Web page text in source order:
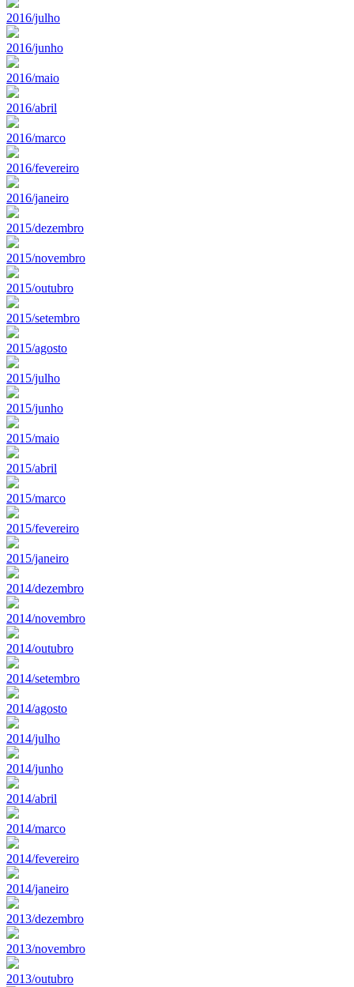
2016/julho
2016/junho
2016/maio
2016/abril
2016/marco
2016/fevereiro
2016/janeiro
2015/dezembro
2015/novembro
2015/outubro
2015/setembro
2015/agosto
2015/julho
2015/junho
2015/maio
2015/abril
2015/marco
2015/fevereiro
2015/janeiro
2014/dezembro
2014/novembro
2014/outubro
2014/setembro
2014/agosto
2014/julho
2014/junho
2014/abril
2014/marco
2014/fevereiro
2014/janeiro
2013/dezembro
2013/novembro
2013/outubro